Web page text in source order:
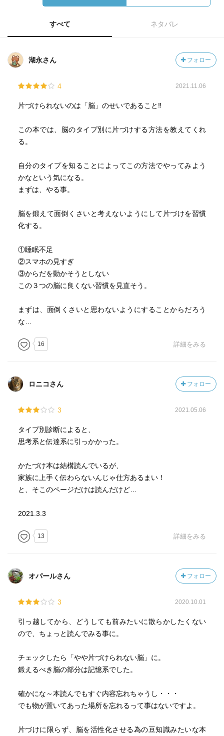
すべて ネタバレ
湖永さん フォロー
4 2021.11.06
片づけられないのは「脳」のせいであること‼︎
この本では、脳のタイプ別に片づけする方法を教えてくれ
る。
自分のタイプを知ることによってこの方法でやってみよう
かなという気になる。
まずは、やる事。
脳を鍛えて面倒くさいと考えないようにして片づけを習慣
化する。
①睡眠不足
②スマホの見すぎ
③からだを動かそうとしない
この３つの脳に良くない習慣を見直そう。
まずは、面倒くさいと思わないようにすることからだろう
な…
16 詳細をみる
ロニコさん フォロー
3 2021.05.06
タイプ別診断によると、
思考系と伝達系に引っかかった。
かたづけ本は結構読んでいるが、
家族に上手く伝わらないんじゃ仕方あるまい！
と、そこのページだけは読んだけど…
2021.3.3
13 詳細をみる
オパールさん フォロー
3 2020.10.01
引っ越してから、どうしても前みたいに散らかしたくない
ので、ちょっと読んでみる事に。
チェックしたら「やや片づけられない脳」に。
鍛えるべき脳の部分は記憶系でした。
確かにな～本読んでもすぐ内容忘れちゃうし・・・
でも物が置いてあった場所を忘れるって事はないですよ。
片づけに限らず、脳を活性化させる為の豆知識みたいな本